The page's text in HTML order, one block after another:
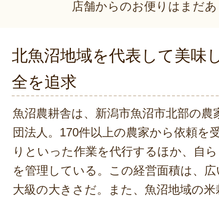
店舗からのお便りはまだ
北魚沼地域を代表して美味
全を追求
魚沼農耕舎は、新潟市魚沼市北部の農
団法人。170件以上の農家から依頼を
りといった作業を代行するほか、自
を管理している。この経営面積は、
大級の大きさだ。また、魚沼地域の